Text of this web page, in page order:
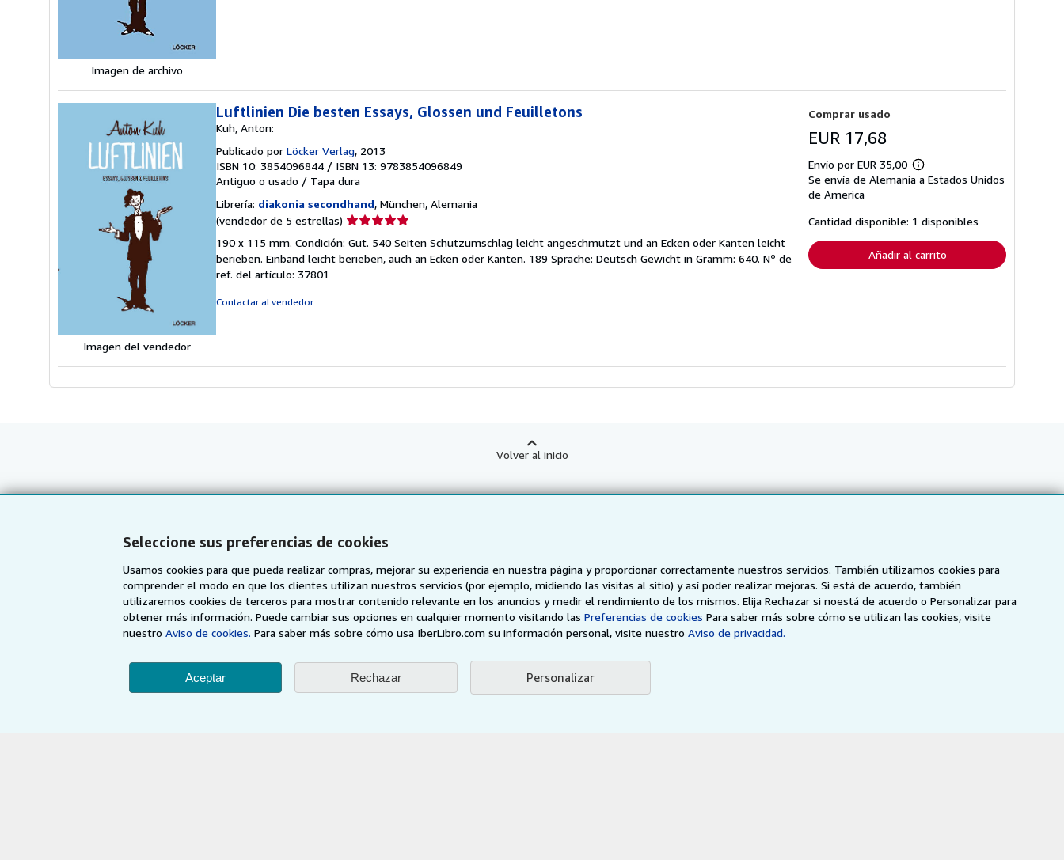
Seleccione sus preferencias de cookies
Usamos cookies para que pueda realizar compras, mejorar su experiencia en nuestra página y proporcionar correctamente nuestros servicios. También utilizamos cookies para
comprender el modo en que los clientes utilizan nuestros servicios (por ejemplo, midiendo las visitas al sitio) y así poder realizar mejoras. Si está de acuerdo, también
utilizaremos cookies de terceros para mostrar contenido relevante en los anuncios y medir el rendimiento de los mismos. Elija Rechazar si noestá de acuerdo o Personalizar para
obtener más información. Puede cambiar sus opciones en cualquier momento visitando las Preferencias de cookies Para saber más sobre cómo se utilizan las cookies, visite
nuestroAviso de cookies. Para saber más sobre cómo usa IberLibro.com su información personal, visite nuestroAviso de privacidad.
Aceptar Rechazar Personalizar
Imagen de archivo
Imagen del vendedor
Luftlinien Die besten Essays, Glossen und Feuilletons
Kuh, Anton:
Publicado por Löcker Verlag, 2013
ISBN 10: 3854096844 / ISBN 13: 9783854096849
Antiguo o usado / Tapa dura
Librería: diakonia secondhand, München, Alemania
(vendedor de 5 estrellas) Calificación
vendedor:
5
190 x 115 mm. Condición: Gut. 540 Seiten Schutzumschlag leicht angeschmutzt und an Ecken oder Kanten leicht
berieben. Einband leicht berieben, auch an Ecken oder Kanten. 189 Sprache: Deutsch Gewicht in Gramm: 640. Nº de
ref. del artículo: 37801
Contactar al vendedor
Comprar usado
EUR 17,68
Envío por EUR 35,00
Más
información
tarifas
de
envío
Se envía de Alemania a Estados Unidos
de America
Cantidad disponible: 1 disponibles
Añadir al carrito
Volver al inicio
Compre con nosotros
Colecciones
Mi cuenta
Mis pedidos
Ver carrito
Venda con nosotros
Únase a nuestro programa de
Recomiende un vendedor
Sobre nosotros
Empleo
Política de Privacidad
Preferencias de cookies
Obtener Ayuda Siga a IberLibro